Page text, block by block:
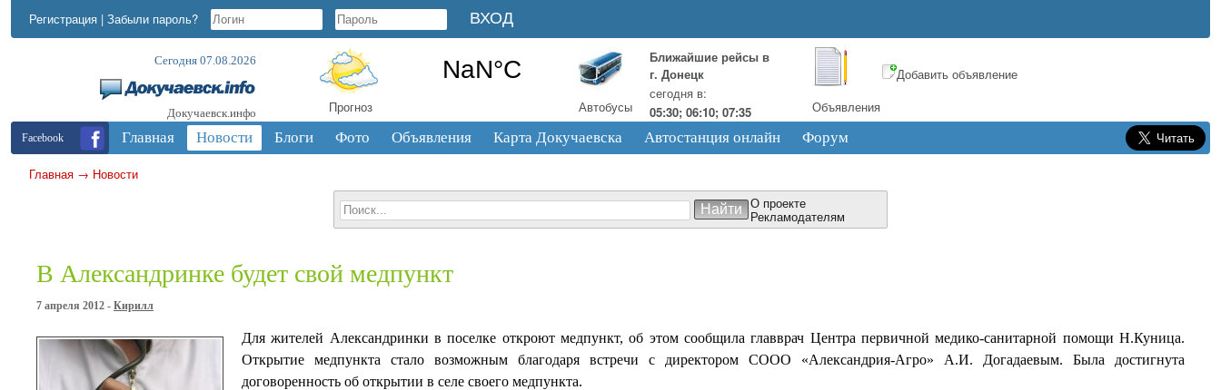
Регистрация | Забыли пароль?
Сегодня 07.08.2026
Докучаевск.инфо Прогноз Автобусы
Ближайшие рейсы в
г. Донецк
сегодня в:
05:30; 06:10; 07:35
Объявления
Добавить объявление
Facebook Главная Новости Блоги Фото Объявления Карта Докучаевска Автостанция онлайн Форум
Главная → Новости
О проекте
Рекламодателям
В Александринке будет свой медпункт
7 апреля 2012 - Кирилл
Для жителей Александринки в поселке откроют медпункт, об этом сообщила главврач Центра первичной медико-санитарной помощи Н.Куница.
Открытие медпункта стало возможным благодаря встречи с директором СООО «Александрия-Агро» А.И. Догадаевым. Была достигнута
договоренность об открытии в селе своего медпункта.